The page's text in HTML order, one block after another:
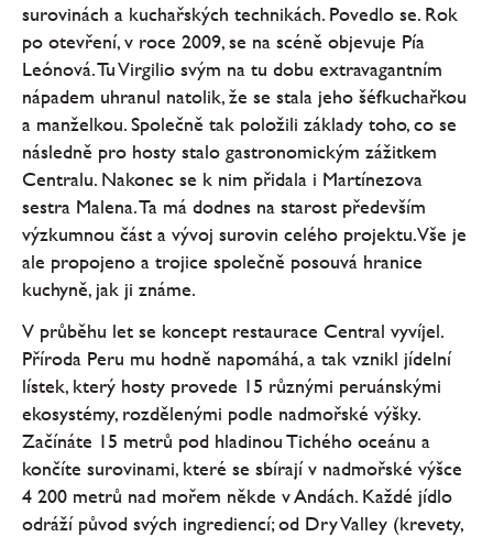
surovinách a kuchařských technikách. Povedlo se. Rok
po otevření, v roce 2009, se na scéně objevuje Pía
Leónová. Tu Virgilio svým na tu dobu extravagantním
nápadem uhranul natolik, že se stala jeho šéfkuchařkou
a manželkou. Společně tak položili základy toho, co se
následně pro hosty stalo gastronomickým zážitkem
Centralu. Nakonec se k nim přidala i Martínezova
sestra Malena. Ta má dodnes na starost především
výzkumnou část a vývoj surovin celého projektu. Vše je
ale propojeno a trojice společně posouvá hranice
kuchyně, jak ji známe.
V průběhu let se koncept restaurace Central vyvíjel.
Příroda Peru mu hodně napomáhá, a tak vznikl jídelní
lístek, který hosty provede 15 různými peruánskými
ekosystémy, rozdělenými podle nadmořské výšky.
Začínáte 15 metrů pod hladinou Tichého oceánu a
končíte surovinami, které se sbírají v nadmořské výšce
4 200 metrů nad mořem někde v Andách. Každé jídlo
odráží původ svých ingrediencí; od Dry Valley (krevety,